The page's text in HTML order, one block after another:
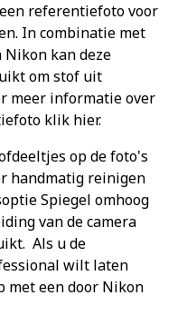
referentiefoto voor
In combinatie met
Nikon kan deze
om stof uit
meer informatie over
klik hier.
op de foto's
handmatig reinigen
Spiegel omhoog
van de camera
Als u de
wilt laten
met een door Nikon